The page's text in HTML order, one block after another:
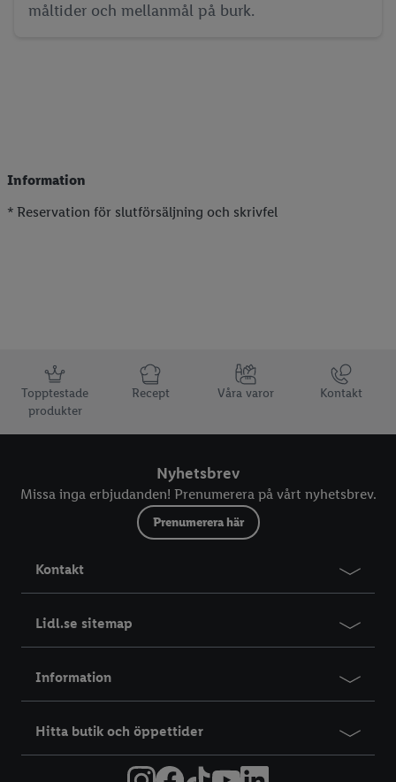
måltider och mellanmål på burk.
Information
* Reservation för slutförsäljning och skrivfel
Information
Topptestade
produkter
Recept Våra varor Kontakt
Nyhetsbrev
Missa inga erbjudanden! Prenumerera på vårt nyhetsbrev.
Prenumerera här
Kontakt
Lidl.se sitemap
Information
Hitta butik och öppettider